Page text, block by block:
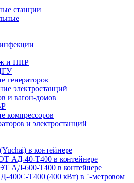
станции
и ПНР
генераторов
электростанций
и вагон-домов
компрессоров
и электростанций
в контейнере
АД-40-Т400 в контейнере
АД-600-Т400 в контейнере
400С-Т400 (400 кВт) в 5-метровом